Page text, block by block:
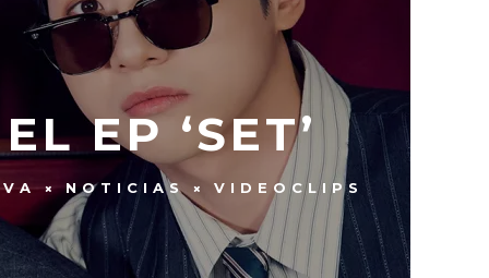
EP ‘SET’
NOTICIAS VIDEOCLIPS